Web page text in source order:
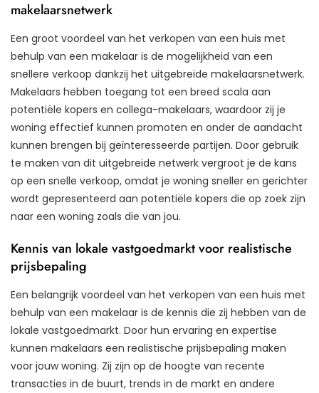
makelaarsnetwerk
Een groot voordeel van het verkopen van een huis met
behulp van een makelaar is de mogelijkheid van een
snellere verkoop dankzij het uitgebreide makelaarsnetwerk.
Makelaars hebben toegang tot een breed scala aan
potentiële kopers en collega-makelaars, waardoor zij je
woning effectief kunnen promoten en onder de aandacht
kunnen brengen bij geïnteresseerde partijen. Door gebruik
te maken van dit uitgebreide netwerk vergroot je de kans
op een snelle verkoop, omdat je woning sneller en gerichter
wordt gepresenteerd aan potentiële kopers die op zoek zijn
naar een woning zoals die van jou.
Kennis van lokale vastgoedmarkt voor realistische
prijsbepaling
Een belangrijk voordeel van het verkopen van een huis met
behulp van een makelaar is de kennis die zij hebben van de
lokale vastgoedmarkt. Door hun ervaring en expertise
kunnen makelaars een realistische prijsbepaling maken
voor jouw woning. Zij zijn op de hoogte van recente
transacties in de buurt, trends in de markt en andere